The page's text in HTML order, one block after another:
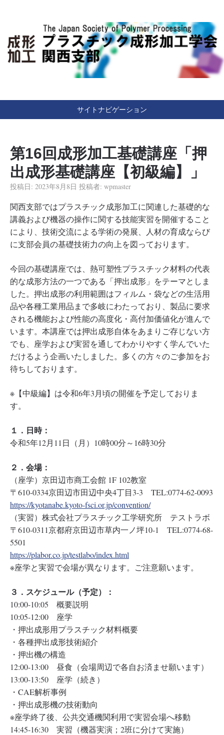
（一社）プラスチック成
形加工学会 関西支部
Japan Society of Polymer Processing
サイトナビゲーション
第16回成形加工基礎講座「押
出成形基礎講座【初級編】」
投稿日: 2023年8月8日 投稿者: wpmaster
関西支部ではプラスチック成形加工に関連した基礎的な
講義および機器の操作に関する技能実習を開催すること
により、技術交流による学術の発展、人材の育成ならび
に支部会員の基礎技術力の向上を図っております。
今回の基礎講座では、熱可塑性プラスチック材料の代表
的な成形方法の一つである「押出成形」をテーマとしま
した。押出成形の利用範囲はフィルム・袋などの生活用
品や各種工業用品まで多岐にわたっており、製品に要求
される機能および性能の高度化・高付加価値化が進んで
います。本講座では押出成形自体をあまりご存じない方
でも、座学および実習を通してわかりやすく学んでいた
だけるよう企画いたしました。多くの方々のご参加をお
待ちしております。
※【中級編】は令和6年3月頃の開催を予定しておりま
す。
１．日時：
令和5年12月11日（月）10時00分～16時30分
２．会場：
（座学）京田辺市商工会館 1F 102教室
〒610-0334京田辺市田辺中央4丁目3-3 TEL:0774-62-0093
https://kyotanabe.kyoto-fsci.or.jp/convention/
（実習）株式会社プラスチック工学研究所 テストラボ
〒610-0311京都府京田辺市草内一ノ坪10-1 TEL:0774-68-
5501
https://plabor.co.jp/testlabo/index.html
※座学と実習で会場が異なります。ご注意願います。
３．スケジュール（予定）：
10:00-10:05 概要説明
10:05-12:00 座学
・押出成形用プラスチック材料概要
・各種押出成形技術紹介
・押出機の構造
12:00-13:00 昼食（会場周辺で各自お済ませ願います）
13:00-13:50 座学（続き）
・CAE解析事例
・押出成形機の技術動向
※座学終了後、公共交通機関利用で実習会場へ移動
14:45-16:30 実習（機器実演；2班に分けて実施）